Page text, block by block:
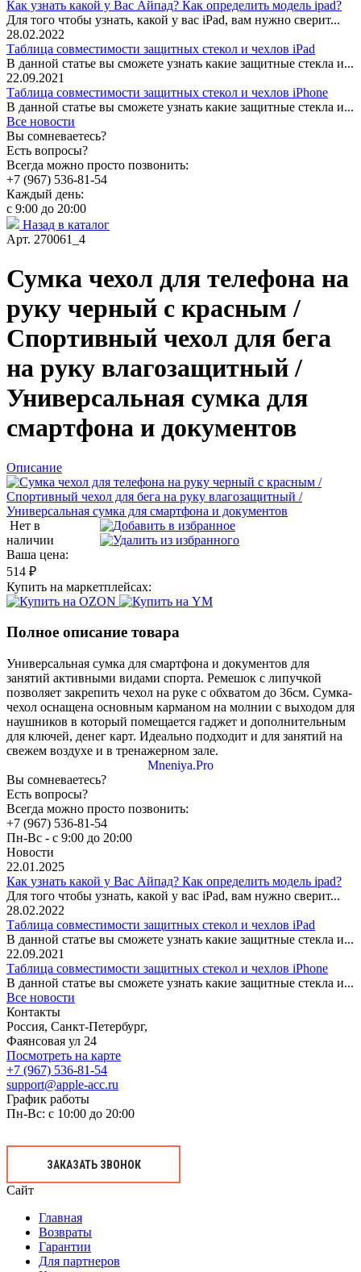
Как узнать какой у Вас Айпад? Как определить модель ipad?
Для того чтобы узнать, какой у вас iPad, вам нужно сверит...
28.02.2022
Таблица совместимости защитных стекол и чехлов iPad
В данной статье вы сможете узнать какие защитные стекла и...
22.09.2021
Таблица совместимости защитных стекол и чехлов iPhone
В данной статье вы сможете узнать какие защитные стекла и...
Все новости
Вы сомневаетесь?
Есть вопросы?
Всегда можно просто позвонить:
+7 (967) 536-81-54
Каждый день:
с 9:00 до 20:00
Назад в каталог
Арт. 270061_4
Сумка чехол для телефона на
руку черный с красным /
Спортивный чехол для бега
на руку влагозащитный /
Универсальная сумка для
смартфона и документов
Описание
Нет в
наличии
Ваша цена:
514 ₽
Купить на маркетплейсах:
Полное описание товара
Универсальная сумка для смартфона и документов для
занятий активными видами спорта. Ремешок с липучкой
позволяет закрепить чехол на руке c обхватом до 36см. Сумка-
чехол оснащена основным карманом на молнии с выходом для
наушников в который помещается гаджет и дополнительным
для ключей, денег карт. Идеально подходит и для занятий на
свежем воздухе и в тренажерном зале.
Mneniya.Pro
Вы сомневаетесь?
Есть вопросы?
Всегда можно просто позвонить:
+7 (967) 536-81-54
Пн-Вс - с 9:00 до 20:00
Новости
22.01.2025
Как узнать какой у Вас Айпад? Как определить модель ipad?
Для того чтобы узнать, какой у вас iPad, вам нужно сверит...
28.02.2022
Таблица совместимости защитных стекол и чехлов iPad
В данной статье вы сможете узнать какие защитные стекла и...
22.09.2021
Таблица совместимости защитных стекол и чехлов iPhone
В данной статье вы сможете узнать какие защитные стекла и...
Все новости
Контакты
Россия, Санкт-Петербург,
Фаянсовая ул 24
Посмотреть на карте
+7 (967) 536-81-54
support@apple-acc.ru
График работы
Пн-Вс: с 10:00 до 20:00
ЗАКАЗАТЬ ЗВОНОК
Сайт
Главная
Возвраты
Гарантии
Для партнеров